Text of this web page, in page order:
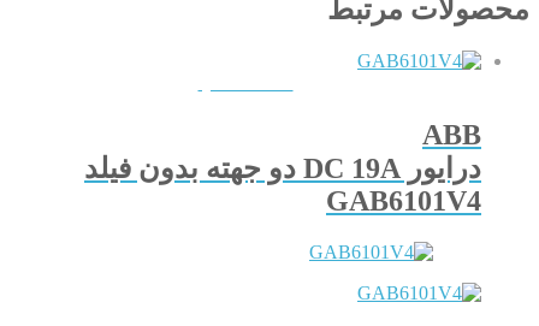
محصولات مرتبط
ABB
درایور DC 19A دو جهته بدون فیلد
GAB6101V4